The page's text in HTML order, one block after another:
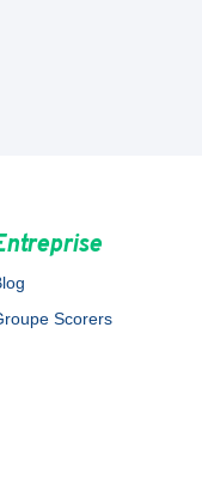
Scorers